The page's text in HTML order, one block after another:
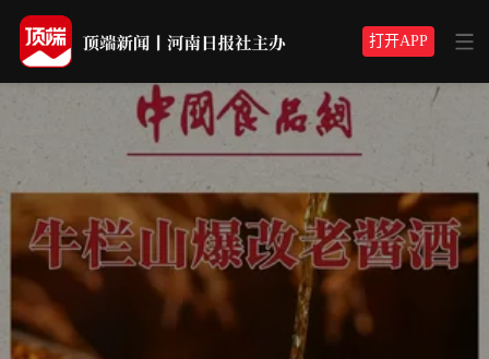
打开APP